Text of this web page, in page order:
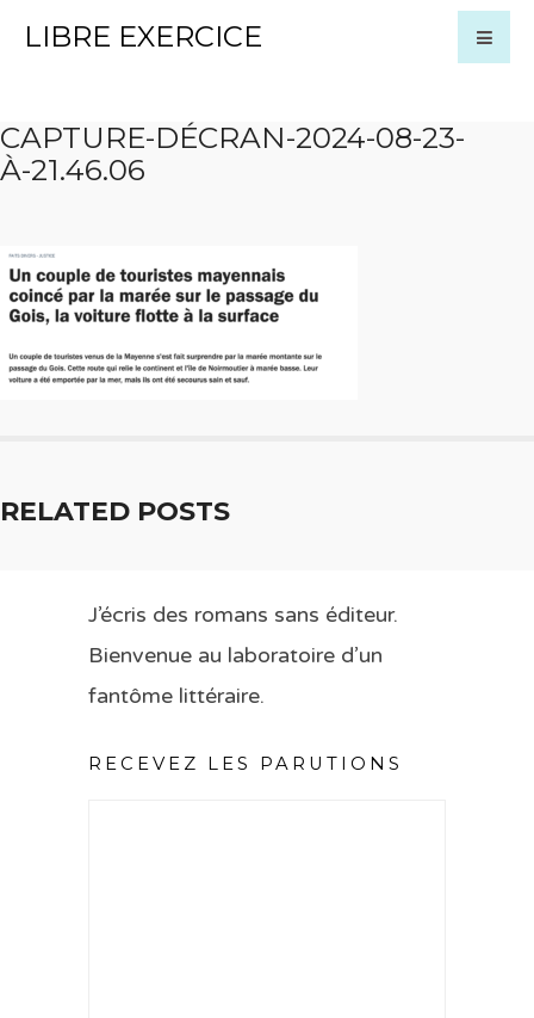
LIBRE EXERCICE
CAPTURE-DÉCRAN-2024-08-23-
À-21.46.06
RELATED POSTS
J’écris des romans sans éditeur.
Bienvenue au laboratoire d’un
fantôme littéraire.
RECEVEZ LES PARUTIONS